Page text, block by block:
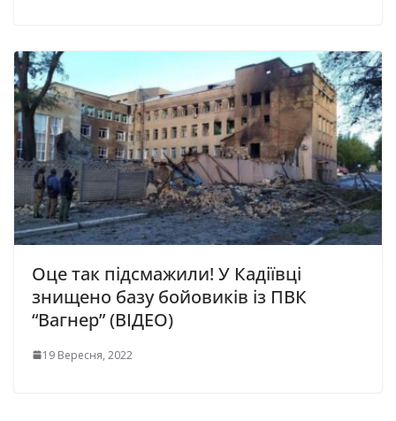
Оце так підсмажили! У Кадіївці
знищено базу бойовиків із ПВК
“Вагнер” (ВІДЕО)
19 Вересня, 2022